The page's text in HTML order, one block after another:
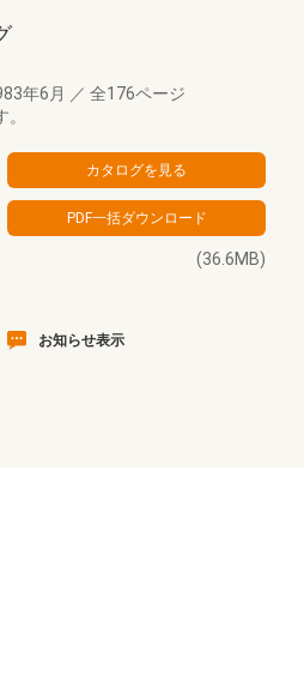
年6月 ／ 全176ページ
(36.6MB)
お知らせ表示